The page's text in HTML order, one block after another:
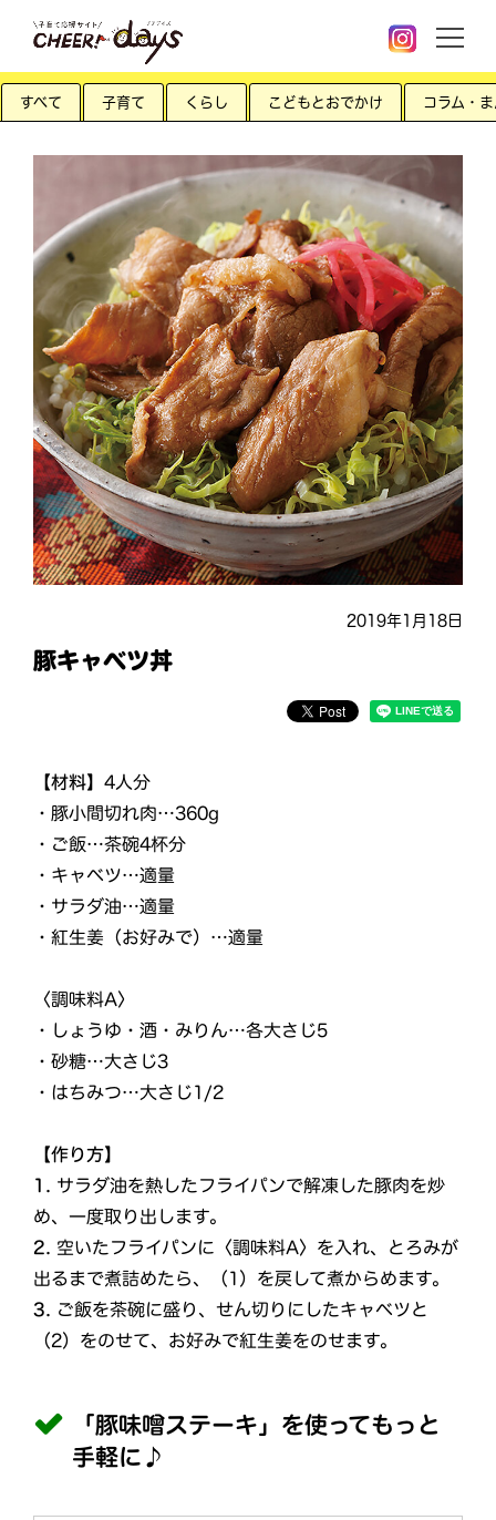
すべて 子育て くらし こどもとおでかけ コラム・
2019年1月18日
豚キャベツ丼
【材料】4人分
・豚小間切れ肉…360g
・ご飯…茶碗4杯分
・キャベツ…適量
・サラダ油…適量
・紅生姜（お好みで）…適量
〈調味料A〉
・しょうゆ・酒・みりん…各大さじ5
・砂糖…大さじ3
・はちみつ…大さじ1/2
【作り方】
1. サラダ油を熱したフライパンで解凍した豚肉を炒
め、一度取り出します。
2. 空いたフライパンに〈調味料A〉を入れ、とろみが
出るまで煮詰めたら、（1）を戻して煮からめます。
3. ご飯を茶碗に盛り、せん切りにしたキャベツと
（2）をのせて、お好みで紅生姜をのせます。
「豚味噌ステーキ」を使ってもっと
手軽に♪